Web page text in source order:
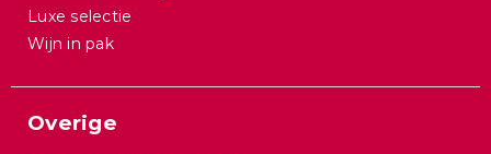
Luxe selectie
Wijn in pak
Overige